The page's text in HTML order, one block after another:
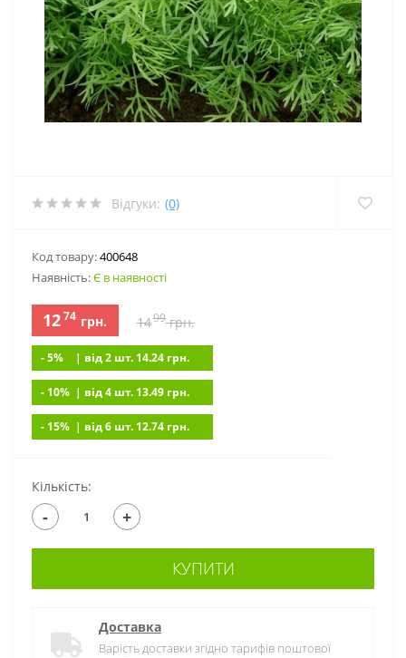
Відгуки: (0)
Код товару:400648
Наявність:Є в наявності
1274 грн. 1499грн.
- 5% | вiд 2 шт. 14.24 грн.
- 10% | вiд 4 шт. 13.49 грн.
- 15% | вiд 6 шт. 12.74 грн.
Кількість:
- +
КУПИТИ
Доставка
Варість доставки згідно тарифів поштової